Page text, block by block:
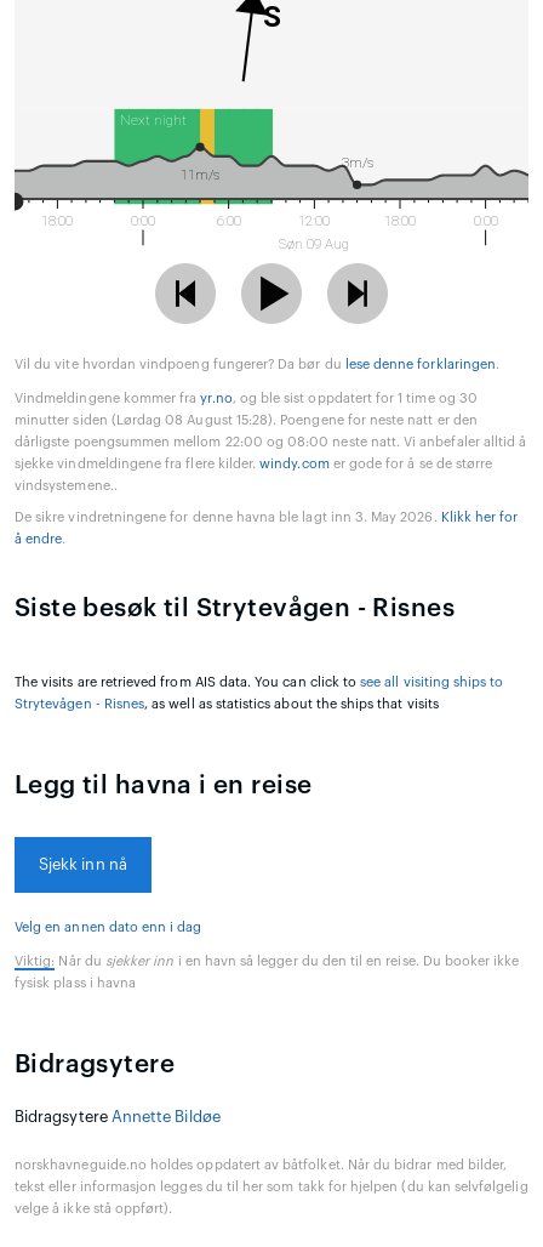
S
Next night
18:00 0:00 6:00
12:00
Søn 09 Aug
18:00 0:00
11m/s
3m/s
Vil du vite hvordan vindpoeng fungerer? Da bør du lese denne forklaringen.
Vindmeldingene kommer frayr.no, og ble sist oppdatert for 1 time og 30
minutter siden (Lørdag 08 August 15:28). Poengene for neste natt er den
dårligste poengsummen mellom 22:00 og 08:00 neste natt. Vi anbefaler alltid å
sjekke vindmeldingene fra flere kilder.windy.comer gode for å se de større
vindsystemene..
De sikre vindretningene for denne havna ble lagt inn 3. May 2026. Klikk her for
å endre.
Siste besøk til Strytevågen - Risnes
The visits are retrieved from AIS data. You can click tosee all visiting ships to
Strytevågen - Risnes, as well as statistics about the ships that visits
Legg til havna i en reise
Sjekk inn nå
Velg en annen dato enn i dag
Viktig: Når du sjekker inn i en havn så legger du den til en reise. Du booker ikke
fysisk plass i havna
Bidragsytere
Bidragsytere Annette Bildøe
norskhavneguide.no holdes oppdatert av båtfolket. Når du bidrar med bilder,
tekst eller informasjon legges du til her som takk for hjelpen (du kan selvfølgelig
velge å ikke stå oppført).